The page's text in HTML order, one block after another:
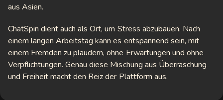
aus Asien.
ChatSpin dient auch als Ort, um Stress abzubauen. Nach
einem langen Arbeitstag kann es entspannend sein, mit
einem Fremden zu plaudern, ohne Erwartungen und ohne
Verpflichtungen. Genau diese Mischung aus Überraschung
und Freiheit macht den Reiz der Plattform aus.